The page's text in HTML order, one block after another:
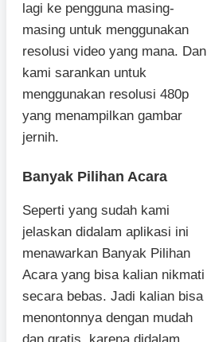
lagi ke pengguna masing-
masing untuk menggunakan
resolusi video yang mana. Dan
kami sarankan untuk
menggunakan resolusi 480p
yang menampilkan gambar
jernih.
Banyak Pilihan Acara
Seperti yang sudah kami
jelaskan didalam aplikasi ini
menawarkan Banyak Pilihan
Acara yang bisa kalian nikmati
secara bebas. Jadi kalian bisa
menontonnya dengan mudah